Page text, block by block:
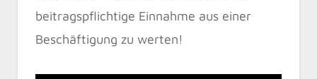
beitragspflichtige Einnahme aus einer
Beschäftigung zu werten!